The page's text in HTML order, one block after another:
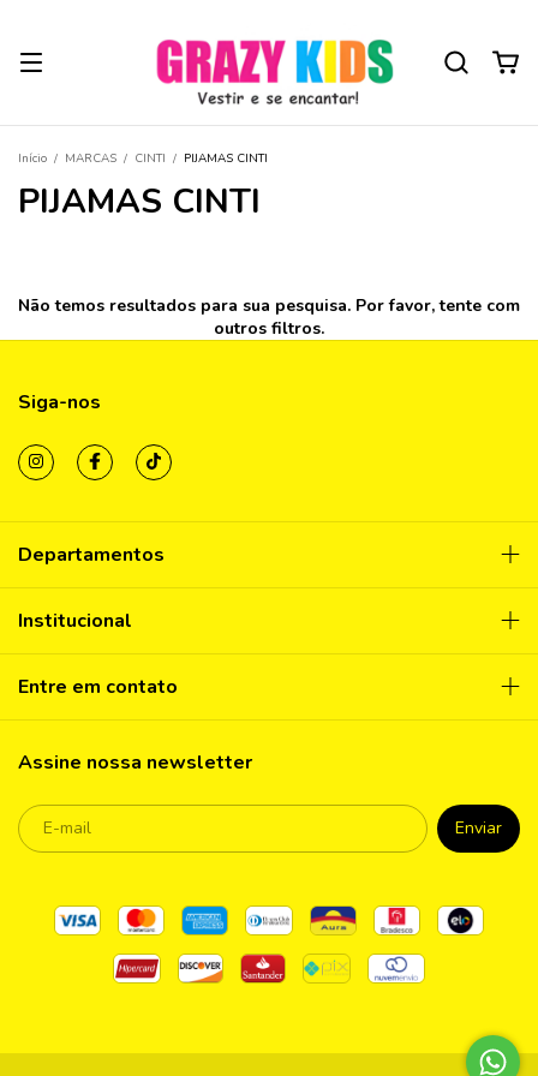
Início / MARCAS / CINTI / PIJAMAS CINTI
PIJAMAS CINTI
Não temos resultados para sua pesquisa. Por favor, tente com
outros filtros.
Siga-nos
Departamentos
Institucional
Entre em contato
Assine nossa newsletter